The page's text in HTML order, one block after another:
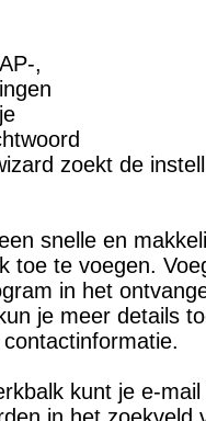
,
zoekt de
snelle en
toe te voegen.
in het
je meer details
kunt je e-